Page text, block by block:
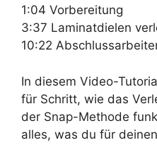
1:04 Vorbereitung
3:37 Laminatdielen
10:22
In diesem Video-
für Schritt, wie das
der Snap-Methode
alles, was du für